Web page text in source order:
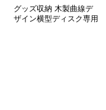
グッズ収納 木製曲線デ
ザイン横型ディスク専用